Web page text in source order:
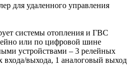
для удаленного управления
системы отопления и ГВС
или по цифровой шине
устройствами – 3 релейных
входа/выхода, 1 аналоговый выход